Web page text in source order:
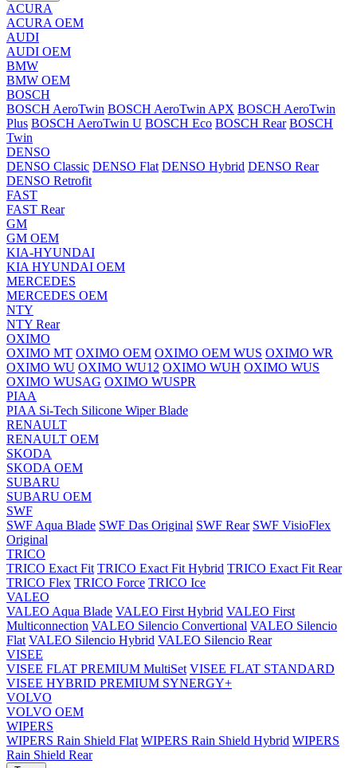
ACURA
ACURA OEM
AUDI
AUDI OEM
BMW
BMW OEM
BOSCH
BOSCH AeroTwin BOSCH AeroTwin APX BOSCH AeroTwin
Plus BOSCH AeroTwin U BOSCH Eco BOSCH Rear BOSCH
Twin
DENSO
DENSO Classic DENSO Flat DENSO Hybrid DENSO Rear
DENSO Retrofit
FAST
FAST Rear
GM
GM OEM
KIA-HYUNDAI
KIA HYUNDAI OEM
MERCEDES
MERCEDES OEM
NTY
NTY Rear
OXIMO
OXIMO MT OXIMO OEM OXIMO OEM WUS OXIMO WR
OXIMO WU OXIMO WU12 OXIMO WUH OXIMO WUS
OXIMO WUSAG OXIMO WUSPR
PIAA
PIAA Si-Tech Silicone Wiper Blade
RENAULT
RENAULT OEM
SKODA
SKODA OEM
SUBARU
SUBARU OEM
SWF
SWF Aqua Blade SWF Das Original SWF Rear SWF VisioFlex
Original
TRICO
TRICO Exact Fit TRICO Exact Fit Hybrid TRICO Exact Fit Rear
TRICO Flex TRICO Force TRICO Ice
VALEO
VALEO Aqua Blade VALEO First Hybrid VALEO First
Multiconnection VALEO Silencio Convertional VALEO Silencio
Flat VALEO Silencio Hybrid VALEO Silencio Rear
VISEE
VISEE FLAT PREMIUM MultiSet VISEE FLAT STANDARD
VISEE HYBRID PREMIUM SYNERGY+
VOLVO
VOLVO OEM
WIPERS
WIPERS Rain Shield Flat WIPERS Rain Shield Hybrid WIPERS
Rain Shield Rear